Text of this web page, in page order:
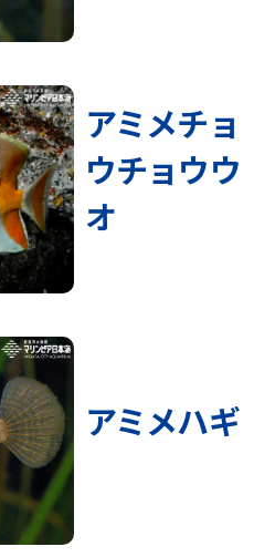
アミメチョ
ウチョウウ
オ
アミメハギ